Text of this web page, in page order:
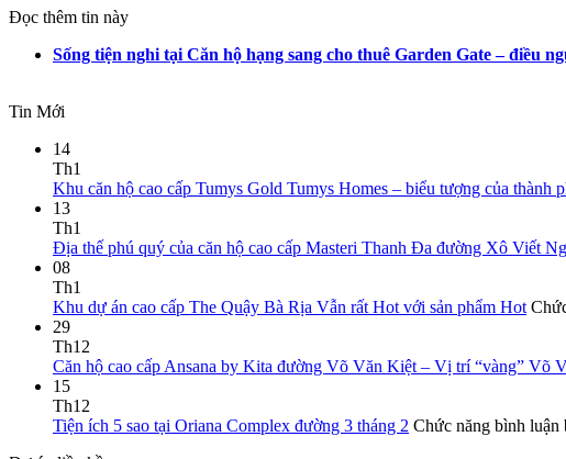
Đọc thêm tin này
Sống tiện nghi tại Căn hộ hạng sang cho thuê Garden Gate – điều
Tin Mới
14
Th1
Khu căn hộ cao cấp Tumys Gold Tumys Homes – biểu tượng của thành
13
Th1
Địa thế phú quý của căn hộ cao cấp Masteri Thanh Đa đường Xô Viết
08
Th1
Khu dự án cao cấp The Quậy Bà Rịa Vẫn rất Hot với sản phẩm Hot
29
Th12
Căn hộ cao cấp Ansana by Kita đường Võ Văn Kiệt – Vị trí “vàng” Võ
15
Th12
Tiện ích 5 sao tại Oriana Complex đường 3 tháng 2 Chức năng bình luận